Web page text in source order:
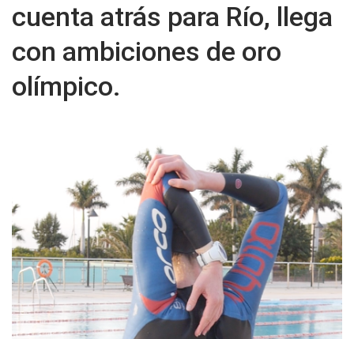
cuenta atrás para Río, llega
con ambiciones de oro
olímpico.